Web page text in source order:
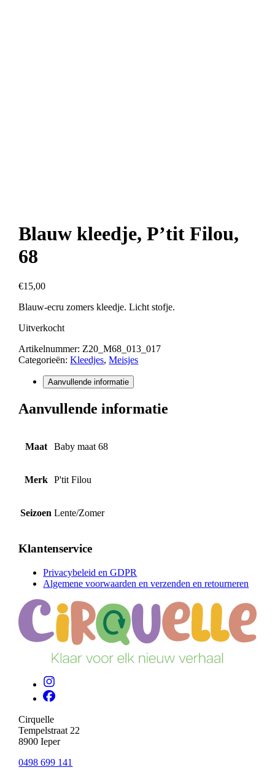
Blauw kleedje, P’tit Filou,
68
€15,00
Blauw-ecru zomers kleedje. Licht stofje.
Uitverkocht
Artikelnummer:Z20_M68_013_017
Categorieën:Kleedjes,Meisjes
Aanvullende informatie
Aanvullende informatie
Maat Baby maat 68
Merk P'tit Filou
Seizoen Lente/Zomer
Klantenservice
Privacybeleid en GDPR
Algemene voorwaarden en verzenden en retourneren
Cirquelle
Tempelstraat 22
8900 Ieper
0498 699 141